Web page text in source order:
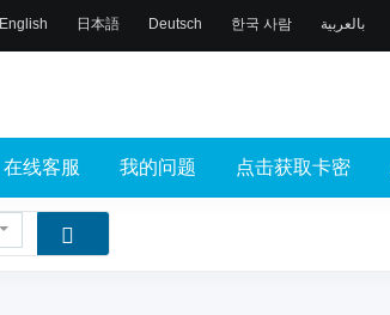
English 日本語 Deutsch 한국 사람 بالعربية
在线客服 我的问题 点击获取卡密